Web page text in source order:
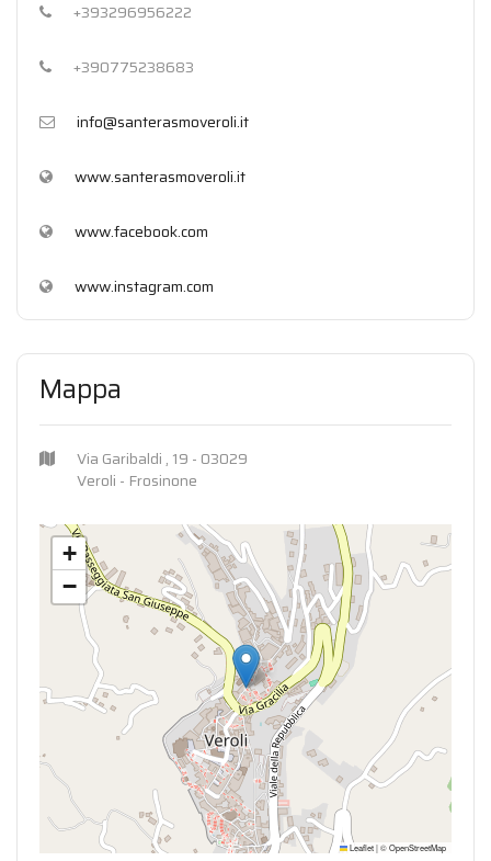
+393296956222
+390775238683
info@santerasmoveroli.it
www.santerasmoveroli.it
www.facebook.com
www.instagram.com
Mappa
Via Garibaldi , 19 - 03029
Veroli - Frosinone
+
−
Leaflet|©OpenStreetMap